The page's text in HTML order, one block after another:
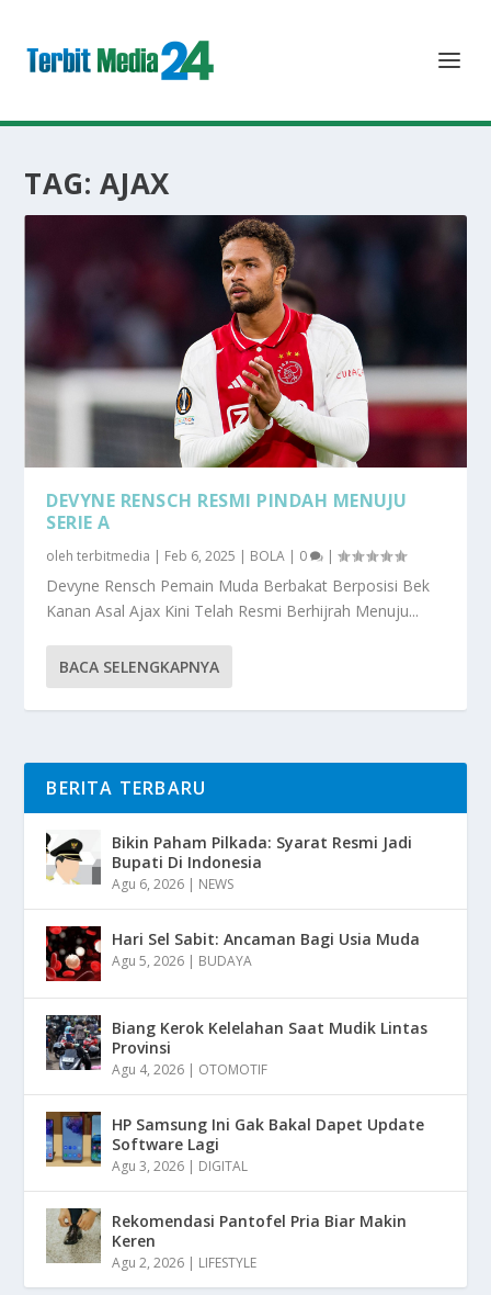
TAG: AJAX
DEVYNE RENSCH RESMI PINDAH MENUJU
SERIE A
olehterbitmedia | Feb 6, 2025 | BOLA | 0 |
Devyne Rensch Pemain Muda Berbakat Berposisi Bek
Kanan Asal Ajax Kini Telah Resmi Berhijrah Menuju...
BACA SELENGKAPNYA
BERITA TERBARU
Bikin Paham Pilkada: Syarat Resmi Jadi
Bupati Di Indonesia
Agu 6, 2026 | NEWS
Hari Sel Sabit: Ancaman Bagi Usia Muda
Agu 5, 2026 | BUDAYA
Biang Kerok Kelelahan Saat Mudik Lintas
Provinsi
Agu 4, 2026 | OTOMOTIF
HP Samsung Ini Gak Bakal Dapet Update
Software Lagi
Agu 3, 2026 | DIGITAL
Rekomendasi Pantofel Pria Biar Makin
Keren
Agu 2, 2026 | LIFESTYLE